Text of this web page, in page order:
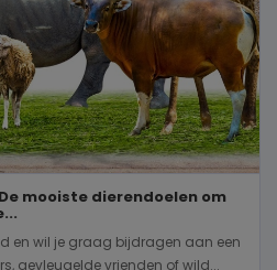
mooiste dierendoelen om
en wil je graag bijdragen aan een
gevleugelde vrienden of wild...